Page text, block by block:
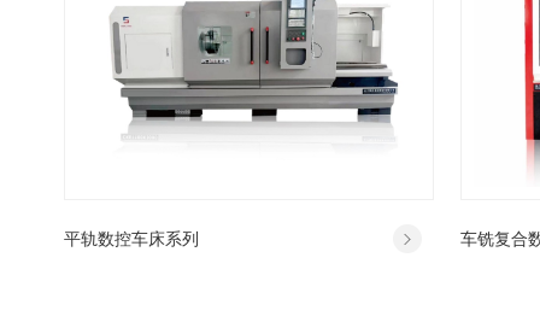
平轨数控车床系列 车铣复合